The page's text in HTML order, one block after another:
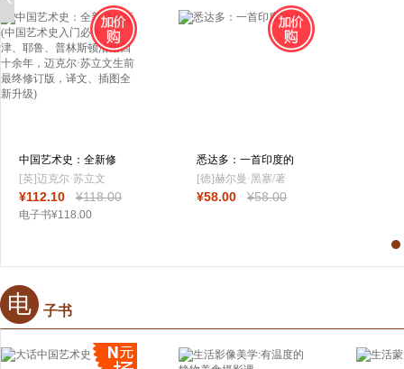
中国艺术史：全新修
订版(中国艺术
[英]迈克尔·苏立文
著; 徐坚 译
¥112.10 ¥118.00
电子书¥118.00
悉达多：一首印度的
诗
[德]赫尔曼·黑塞/著
李雪涛/译
¥58.00 ¥58.00
电 子书